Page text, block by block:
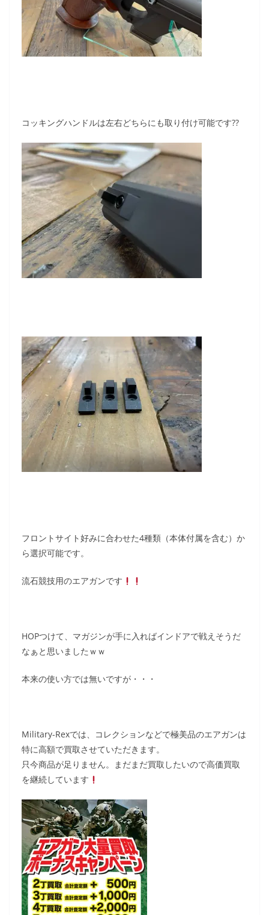
コッキングハンドルは左右どちらにも取り付け可能です??
フロントサイト好みに合わせた4種類（本体付属を含む）か
ら選択可能です。
流石競技用のエアガンです
HOPつけて、マガジンが手に入ればインドアで戦えそうだ
なぁと思いましたｗｗ
本来の使い方では無いですが・・・
Military-Rexでは、コレクションなどで極美品のエアガンは
特に高額で買取させていただきます。
只今商品が足りません。まだまだ買取したいので高価買取
を継続しています